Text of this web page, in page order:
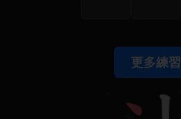
更多練習